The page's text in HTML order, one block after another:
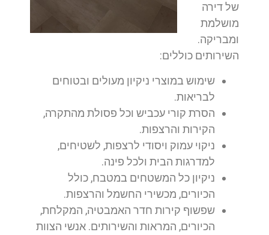
של דירה
מושלמת
ומבריקה.
השירותים כוללים:
שימוש במוצרי ניקיון מעולים ובטוחים
לבריאות.
הסרת קורי עכביש וכל פסולת מהתקרה,
הקירות והרצפות.
ניקוי עמוק ויסודי לרצפות, לשטיחים,
למדרגות הבית ולכל פינה.
ניקיון כל המשטחים במטבח, כולל
הכיורים, מכשירי החשמל והרצפות.
שפשוף קירות חדר האמבטיה, המקלחת,
הכיורים, המראות והשירותים. אנשי הצוות